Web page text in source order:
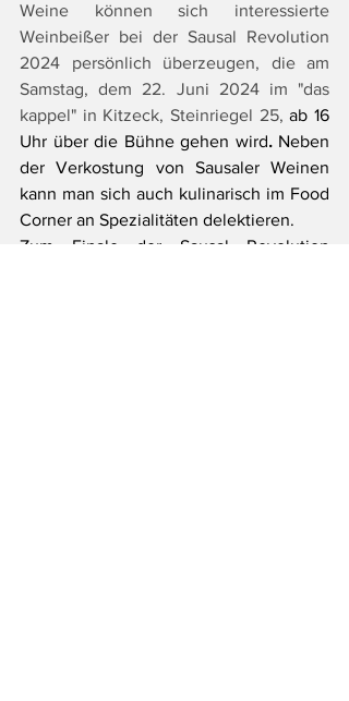
Weine können sich interessierte
Weinbeißer bei der Sausal Revolution
2024 persönlich überzeugen, die am
Samstag, dem 22. Juni 2024 im "das
kappel" in Kitzeck, Steinriegel 25, ab 16
Uhr über die Bühne gehen wird. Neben
der Verkostung von Sausaler Weinen
kann man sich auch kulinarisch im Food
Corner an Spezialitäten delektieren.
Zum Finale der Sausal Revolution